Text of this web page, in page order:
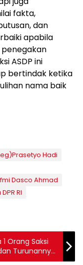
fakta,
dan
apabila
ASDP ini
bertindak ketika
nama baik
Hadi
Dasco Ahmad
RI
Orang Saksi
Turunannya